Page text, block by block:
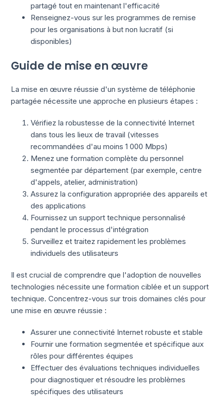
partagé tout en maintenant l'efficacité
Renseignez-vous sur les programmes de remise
pour les organisations à but non lucratif (si
disponibles)
Guide de mise en œuvre
La mise en œuvre réussie d'un système de téléphonie
partagée nécessite une approche en plusieurs étapes :
Vérifiez la robustesse de la connectivité Internet
dans tous les lieux de travail (vitesses
recommandées d'au moins 1 000 Mbps)
Menez une formation complète du personnel
segmentée par département (par exemple, centre
d'appels, atelier, administration)
Assurez la configuration appropriée des appareils et
des applications
Fournissez un support technique personnalisé
pendant le processus d'intégration
Surveillez et traitez rapidement les problèmes
individuels des utilisateurs
Il est crucial de comprendre que l'adoption de nouvelles
technologies nécessite une formation ciblée et un support
technique. Concentrez-vous sur trois domaines clés pour
une mise en œuvre réussie :
Assurer une connectivité Internet robuste et stable
Fournir une formation segmentée et spécifique aux
rôles pour différentes équipes
Effectuer des évaluations techniques individuelles
pour diagnostiquer et résoudre les problèmes
spécifiques des utilisateurs